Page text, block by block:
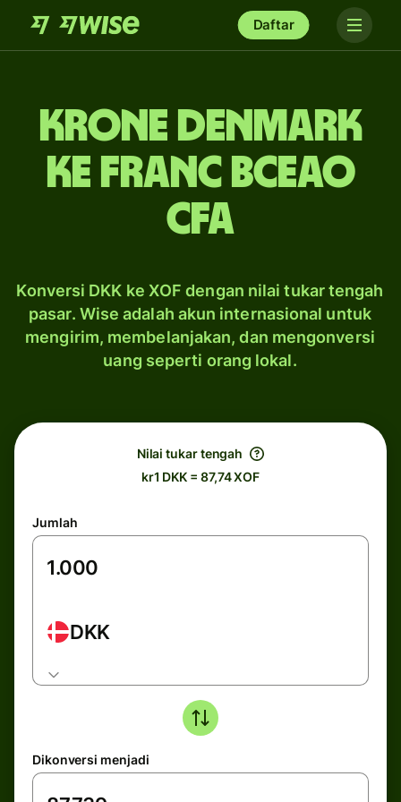
Daftar
krone Denmark
ke franc BCEAO
CFA
Konversi DKK ke XOF dengan nilai tukar tengah
pasar. Wise adalah akun internasional untuk
mengirim, membelanjakan, dan mengonversi
uang seperti orang lokal.
Nilai tukar tengah
kr1 DKK = 87,74 XOF
Jumlah
DKK
Dikonversi menjadi